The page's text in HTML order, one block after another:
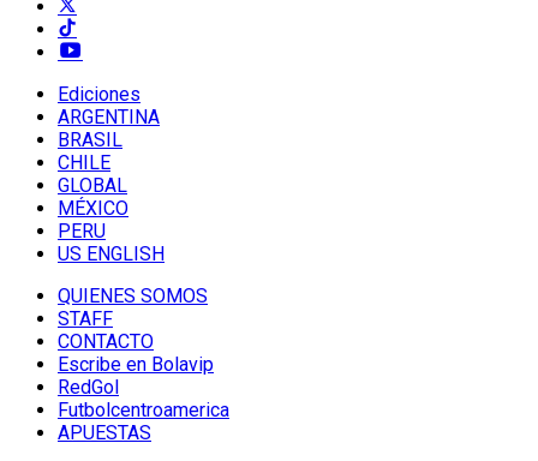
Ediciones
ARGENTINA
BRASIL
CHILE
GLOBAL
MÉXICO
PERU
US ENGLISH
QUIENES SOMOS
STAFF
CONTACTO
Escribe en Bolavip
RedGol
Futbolcentroamerica
APUESTAS